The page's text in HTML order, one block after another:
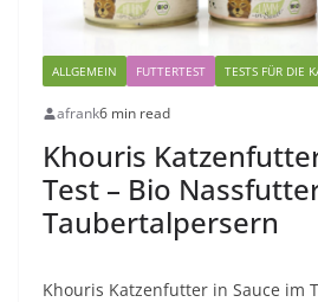
ALLGEMEIN FUTTERTEST TESTS FÜR DIE
afrank6 min read
Khouris
Test – Bio
Taubertalpersern
Khouris Katzenfutter in Sauce im